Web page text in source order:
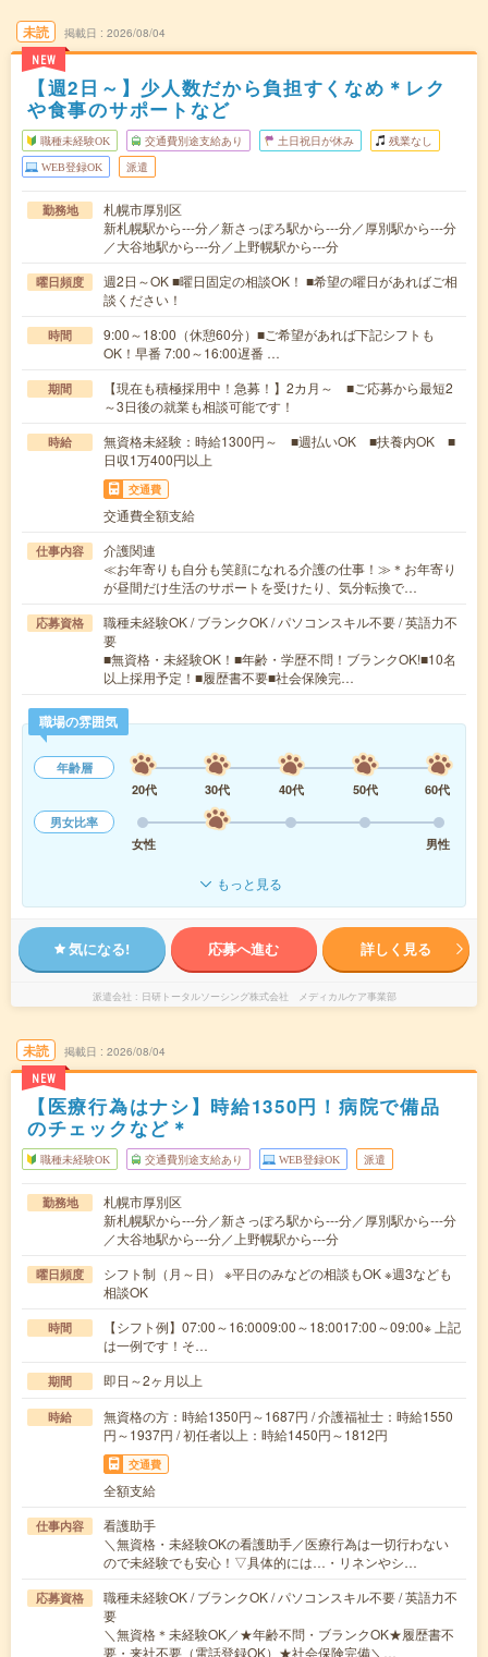
未読
NEW
掲載日 2026/08/04
【週2日～】少人数だから負担すくなめ＊レク
や食事のサポートなど
職種未経験OK 交通費別途支給あり 土日祝日が休み 残業なし
WEB登録OK 派遣
勤務地
札幌市厚別区
新札幌駅から---分／新さっぽろ駅から---分／厚別駅から---分
／大谷地駅から---分／上野幌駅から---分
曜日頻度
週2日～OK ■曜日固定の相談OK！ ■希望の曜日があればご相
談ください！
時間
9:00～18:00（休憩60分）■ご希望があれば下記シフトも
OK！早番 7:00～16:00遅番 …
期間
【現在も積極採用中！急募！】2カ月～ ■ご応募から最短2
～3日後の就業も相談可能です！
時給
無資格未経験：時給1300円～ ■週払いOK ■扶養内OK ■
日収1万400円以上
交通費
交通費全額支給
仕事内容
介護関連
≪お年寄りも自分も笑顔になれる介護の仕事！≫＊お年寄り
が昼間だけ生活のサポートを受けたり、気分転換で…
応募資格
職種未経験OK / ブランクOK / パソコンスキル不要 / 英語力不
要
■無資格・未経験OK！■年齢・学歴不問！ブランクOK!■10名
以上採用予定！■履歴書不要■社会保険完…
職場の雰囲気
年齢層
20代
30代 40代 50代
60代
男女比率
女性
男性
もっと見る
気になる! 応募へ進む 詳しく見る
派遣会社 日研トータルソーシング株式会社 メディカルケア事業部
未読
NEW
掲載日 2026/08/04
【医療行為はナシ】時給1350円！病院で備品
のチェックなど＊
職種未経験OK 交通費別途支給あり WEB登録OK 派遣
勤務地
札幌市厚別区
新札幌駅から---分／新さっぽろ駅から---分／厚別駅から---分
／大谷地駅から---分／上野幌駅から---分
曜日頻度
シフト制（月～日） ※平日のみなどの相談もOK ※週3なども
相談OK
時間
【シフト例】07:00～16:0009:00～18:0017:00～09:00※ 上記
は一例です！そ…
期間 即日～2ヶ月以上
時給
無資格の方：時給1350円～1687円 / 介護福祉士：時給1550
円～1937円 / 初任者以上：時給1450円～1812円
交通費
全額支給
仕事内容
看護助手
＼無資格・未経験OKの看護助手／医療行為は一切行わない
ので未経験でも安心！▽具体的には…・リネンやシ…
応募資格
職種未経験OK / ブランクOK / パソコンスキル不要 / 英語力不
要
＼無資格＊未経験OK／★年齢不問・ブランクOK★履歴書不
要・来社不要（電話登録OK）★社会保険完備＼…